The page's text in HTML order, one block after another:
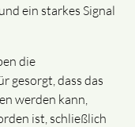
ein starkes Signal
die
gesorgt, dass das
werden kann,
ist, schließlich